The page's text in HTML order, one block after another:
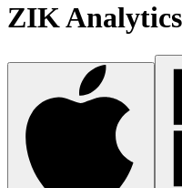
ZIK Analytics